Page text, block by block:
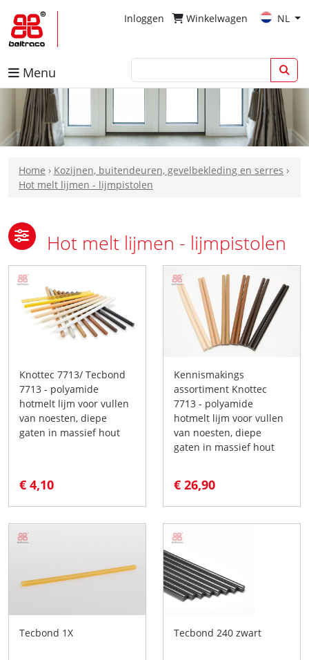
Inloggen Winkelwagen NL
Menu
Home › Kozijnen, buitendeuren, gevelbekleding en serres ›
Hot melt lijmen - lijmpistolen
Hot melt lijmen - lijmpistolen
Knottec 7713/ Tecbond
7713 - polyamide
hotmelt lijm voor vullen
van noesten, diepe
gaten in massief hout
€ 4,10
Kennismakings
assortiment Knottec
7713 - polyamide
hotmelt lijm voor vullen
van noesten, diepe
gaten in massief hout
€ 26,90
Tecbond 1X Tecbond 240 zwart